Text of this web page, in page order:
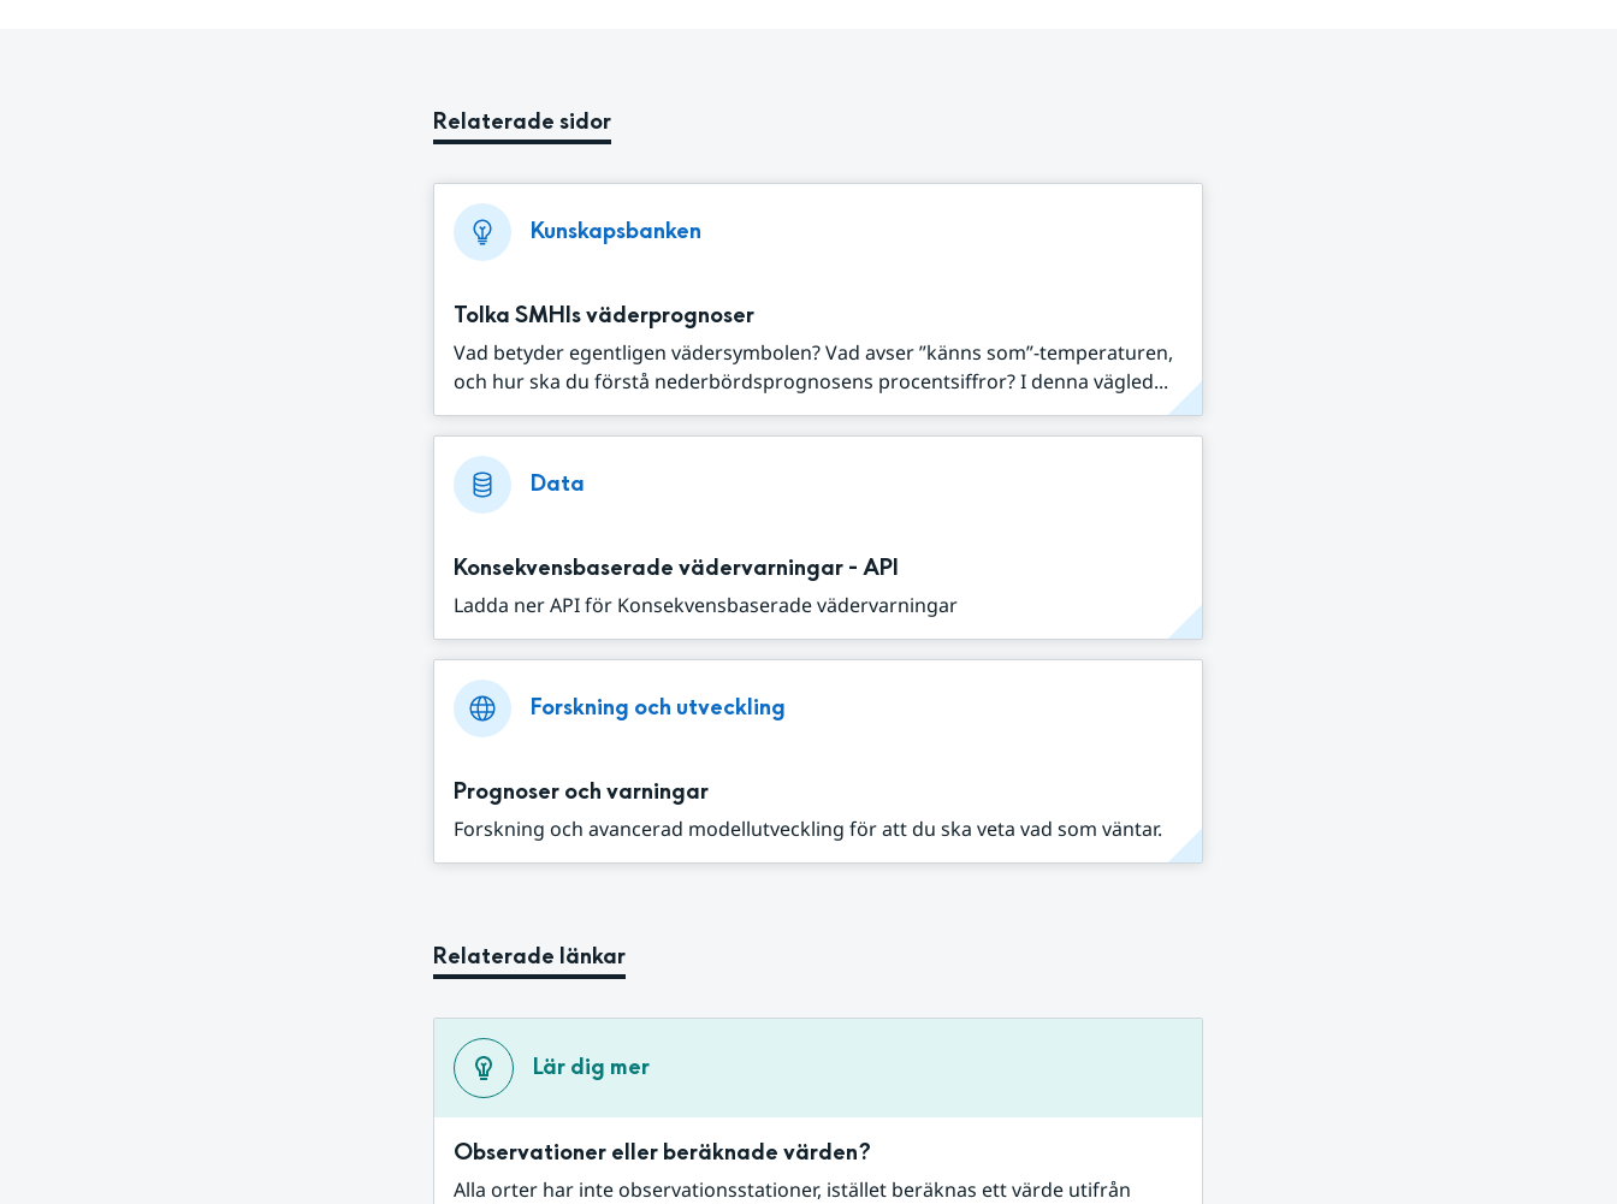
Relaterade sidor
Kunskapsbanken
Tolka SMHIs väderprognoser
Vad betyder egentligen vädersymbolen? Vad avser ”känns som”-temperaturen,
och hur ska du förstå nederbördsprognosens procentsiffror? I denna vägled...
Data
Konsekvensbaserade vädervarningar - API
Ladda ner API för Konsekvensbaserade vädervarningar
Forskning och utveckling
Prognoser och varningar
Forskning och avancerad modellutveckling för att du ska veta vad som väntar.
Relaterade länkar
Lär dig mer
Observationer eller beräknade värden?
Alla orter har inte observationsstationer, istället beräknas ett värde utifrån